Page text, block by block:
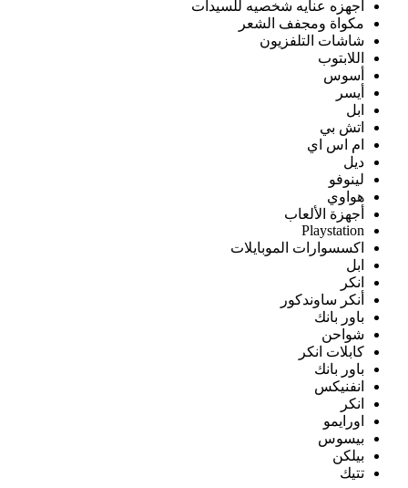
اجهزه عنايه شخصيه للسيدات
مكواة ومجفف الشعر
شاشات التلفزيون
اللابتوب
أسوس
أيسر
ابل
اتش بي
ام اس اي
ديل
لينوفو
هواوي
أجهزة الألعاب
Playstation
اكسسوارات الموبايلات
ابل
انكر
أنكر ساوندكور
باور بانك
شواحن
كابلات انكر
باور بانك
انفنيكس
انكر
اورايمو
بيسوس
بيلكن
تتيك